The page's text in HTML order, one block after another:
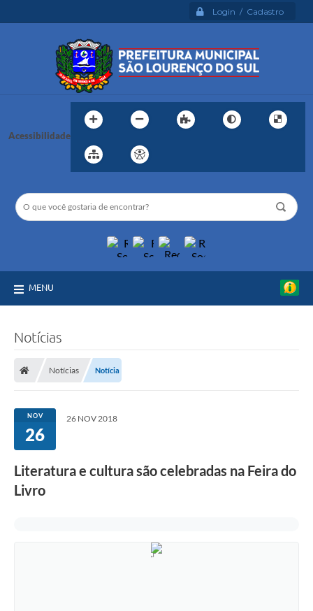
Login / Cadastro
Acessibilidade
MENU
Notícias
Notícias Notícia
NOV
26
26 NOV 2018
Literatura e cultura são celebradas na Feira do
Livro